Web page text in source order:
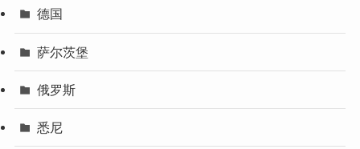
德国
萨尔茨堡
俄罗斯
悉尼